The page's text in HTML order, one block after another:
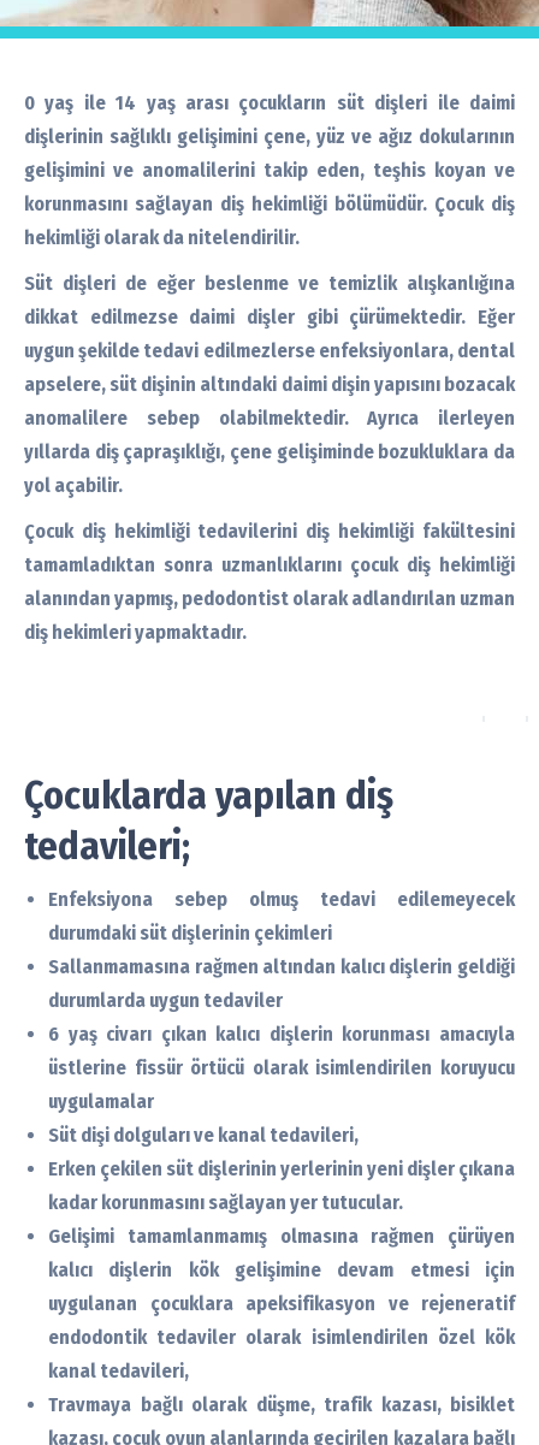
0 yaş ile 14 yaş arası çocukların süt dişleri ile daimi
dişlerinin sağlıklı gelişimini çene, yüz ve ağız dokularının
gelişimini ve anomalilerini takip eden, teşhis koyan ve
korunmasını sağlayan diş hekimliği bölümüdür. Çocuk diş
hekimliği olarak da nitelendirilir.
Süt dişleri de eğer beslenme ve temizlik alışkanlığına
dikkat edilmezse daimi dişler gibi çürümektedir. Eğer
uygun şekilde tedavi edilmezlerse enfeksiyonlara, dental
apselere, süt dişinin altındaki daimi dişin yapısını bozacak
anomalilere sebep olabilmektedir. Ayrıca ilerleyen
yıllarda diş çapraşıklığı, çene gelişiminde bozukluklara da
yol açabilir.
Çocuk diş hekimliği tedavilerini diş hekimliği fakültesini
tamamladıktan sonra uzmanlıklarını çocuk diş hekimliği
alanından yapmış, pedodontist olarak adlandırılan uzman
diş hekimleri yapmaktadır.
Çocuklarda yapılan diş
tedavileri;
Enfeksiyona sebep olmuş tedavi edilemeyecek
durumdaki süt dişlerinin çekimleri
Sallanmamasına rağmen altından kalıcı dişlerin geldiği
durumlarda uygun tedaviler
6 yaş civarı çıkan kalıcı dişlerin korunması amacıyla
üstlerine fissür örtücü olarak isimlendirilen koruyucu
uygulamalar
Süt dişi dolguları ve kanal tedavileri,
Erken çekilen süt dişlerinin yerlerinin yeni dişler çıkana
kadar korunmasını sağlayan yer tutucular.
Gelişimi tamamlanmamış olmasına rağmen çürüyen
kalıcı dişlerin kök gelişimine devam etmesi için
uygulanan çocuklara apeksifikasyon ve rejeneratif
endodontik tedaviler olarak isimlendirilen özel kök
kanal tedavileri,
Travmaya bağlı olarak düşme, trafik kazası, bisiklet
kazası, çocuk oyun alanlarında geçirilen kazalara bağlı